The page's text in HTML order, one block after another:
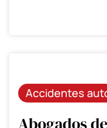
Accidentes
Abogados